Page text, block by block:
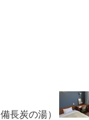
長炭の湯）